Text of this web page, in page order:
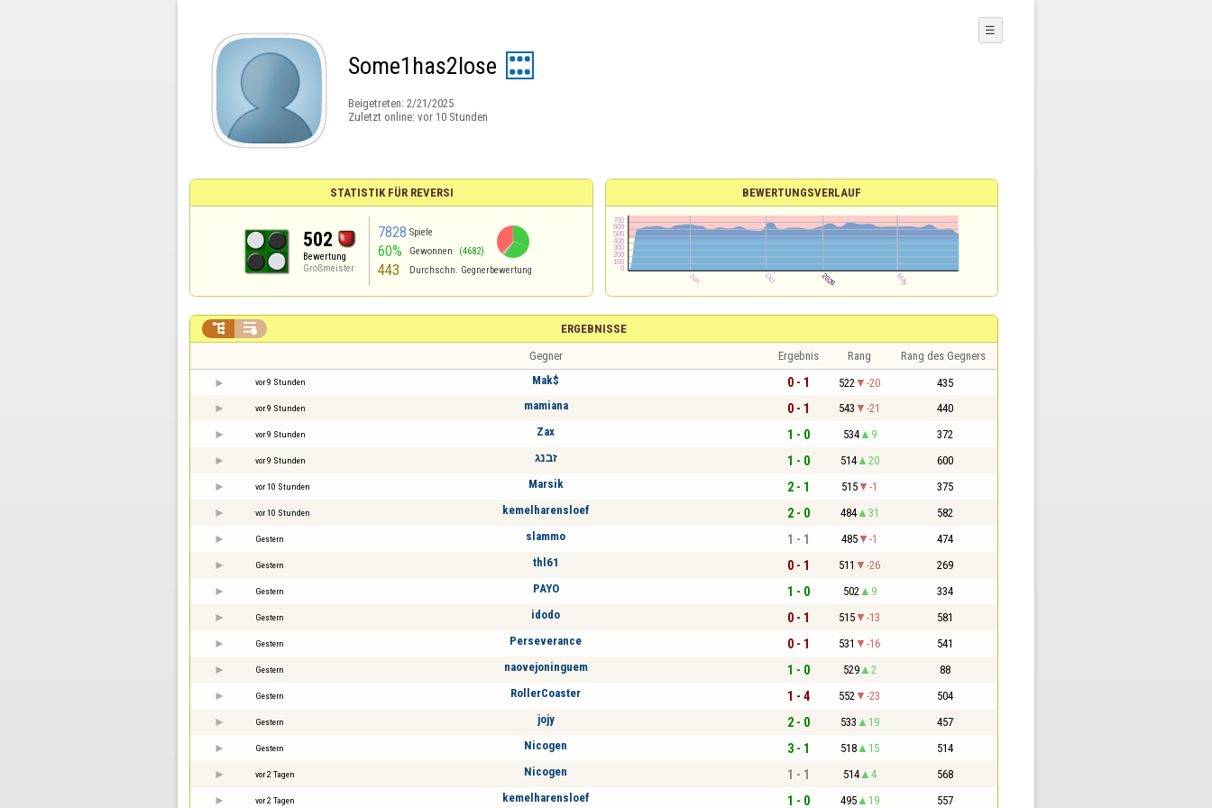
Some1has2lose
Beigetreten: 2/21/2025
Zuletzt online: vor 10 Stunden
☰
STATISTIK FÜR REVERSI
502
Bewertung
Großmeister
7828 Spiele
60% Gewonnen (4682)
443 Durchschn. Gegnerbewertung
BEWERTUNGSVERLAUF
ERGEBNISSE
 
Gegner Ergebnis Rang Rang des Gegners
vor 9 Stunden Mak$ 0 - 1 522 -20 435
vor 9 Stunden mamiana 0 - 1 543 -21 440
vor 9 Stunden Zax 1 - 0 534 9 372
vor 9 Stunden זבנג 1 - 0 514 20 600
vor 10 Stunden Marsik 2 - 1 515 -1 375
vor 10 Stunden kemelharensloef 2 - 0 484 31 582
Gestern slammo 1 - 1 485 -1 474
Gestern thl61 0 - 1 511 -26 269
Gestern PAYO 1 - 0 502 9 334
Gestern idodo 0 - 1 515 -13 581
Gestern Perseverance 0 - 1 531 -16 541
Gestern naovejoninguem 1 - 0 529 2 88
Gestern RollerCoaster 1 - 4 552 -23 504
Gestern jojy 2 - 0 533 19 457
Gestern Nicogen 3 - 1 518 15 514
vor 2 Tagen Nicogen 1 - 1 514 4 568
vor 2 Tagen kemelharensloef 1 - 0 495 19 557